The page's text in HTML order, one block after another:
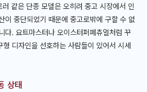
같은 단종 모델은 오히려 중고 시장에서 인
이 중단되었기 때문에 중고로밖에 구할 수 없
다. 요트마스터나 오이스터퍼페츄얼처럼 꾸
디자인을 선호하는 사람들이 있어서 시세
상태